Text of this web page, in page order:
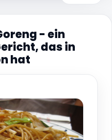
- ein
das in
hat